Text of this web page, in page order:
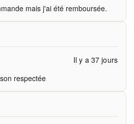
mais j'ai été remboursée.
Il y a 37 jours
respectée